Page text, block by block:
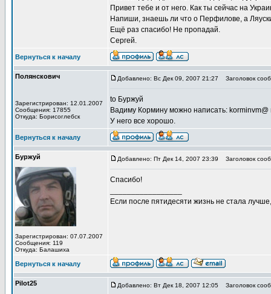
Привет тебе и от него. Как ты сейчас на
Напиши, знаешь ли что о Перфилове, а
Ещё раз спасибо! Не пропадай.
Сергей.
Вернуться к началу
Полянскович
Зарегистрирован: 12.01.2007
Сообщения: 17855
Откуда: Борисоглебск
Добавлено: Вс Дек 09, 2007 21:27 Заголовок
to Буржуй
Вадиму Кормину можно написать: korminvm@
У него все хорошо.
Вернуться к началу
Буржуй
Зарегистрирован: 07.07.2007
Сообщения: 119
Откуда: Балашиха
Добавлено: Пт Дек 14, 2007 23:39 Заголовок
Спасибо!
Если после пятидесяти жизнь не стала
Вернуться к началу
Pilot25 Добавлено: Вт Дек 18, 2007 12:05 Заголовок